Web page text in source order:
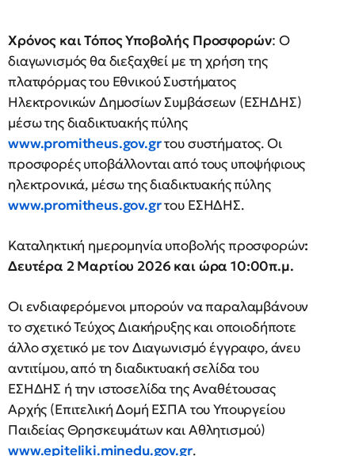
Χρόνος και Τόπος Υποβολής Προσφορών: Ο
διαγωνισμός θα διεξαχθεί με τη χρήση της
πλατφόρμας του Εθνικού Συστήματος
Ηλεκτρονικών Δημοσίων Συμβάσεων (ΕΣΗΔΗΣ)
μέσω της διαδικτυακής πύλης
www.promitheus.gov.grτου συστήματος. Οι
προσφορές υποβάλλονται από τους υποψήφιους
ηλεκτρονικά, μέσω της διαδικτυακής πύλης
www.promitheus.gov.grτου ΕΣΗΔΗΣ.
Καταληκτική ημερομηνία υποβολής προσφορών:
Δευτέρα 2 Μαρτίου 2026 και ώρα 10:00π.μ.
Οι ενδιαφερόμενοι μπορούν να παραλαμβάνουν
το σχετικό Τεύχος Διακήρυξης και οποιοδήποτε
άλλο σχετικό με τον Διαγωνισμό έγγραφο, άνευ
αντιτίμου, από τη διαδικτυακή σελίδα του
ΕΣΗΔΗΣ ή την ιστοσελίδα της Αναθέτουσας
Αρχής (Επιτελική Δομή ΕΣΠΑ του Υπουργείου
Παιδείας Θρησκευμάτων και Αθλητισμού)
www.epiteliki.minedu.gov.gr.